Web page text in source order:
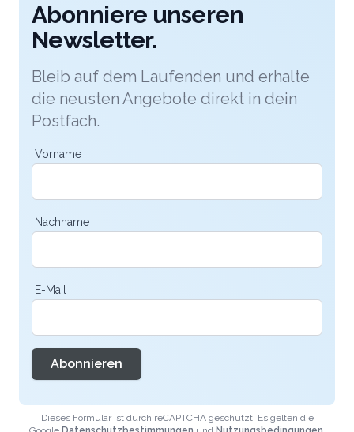
Abonniere unseren
Newsletter.
Bleib auf dem Laufenden und erhalte
die neusten Angebote direkt in dein
Postfach.
Vorname
Nachname
E-Mail
Abonnieren
Dieses Formular ist durch reCAPTCHA geschützt. Es gelten die